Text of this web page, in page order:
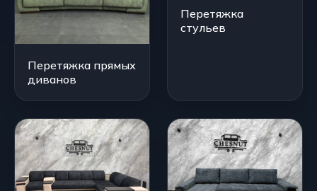
Перетяжка прямых
диванов
Перетяжка
стульев